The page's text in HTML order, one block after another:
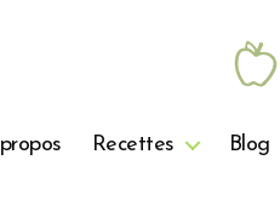
Recettes Blog